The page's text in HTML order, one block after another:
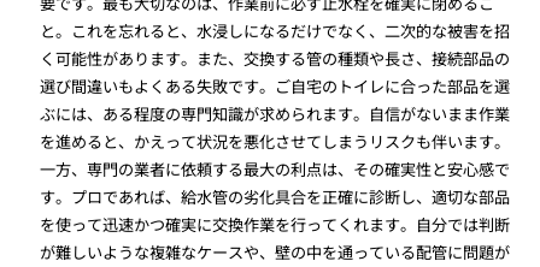
と。これを忘れると、水浸しになるだけでなく、二次的な被害を招
く可能性があります。また、交換する管の種類や長さ、接続部品の
選び間違いもよくある失敗です。ご自宅のトイレに合った部品を選
ぶには、ある程度の専門知識が求められます。自信がないまま作業
を進めると、かえって状況を悪化させてしまうリスクも伴います。
一方、専門の業者に依頼する最大の利点は、その確実性と安心感で
す。プロであれば、給水管の劣化具合を正確に診断し、適切な部品
を使って迅速かつ確実に交換作業を行ってくれます。自分では判断
が難しいような複雑なケースや、壁の中を通っている配管に問題が